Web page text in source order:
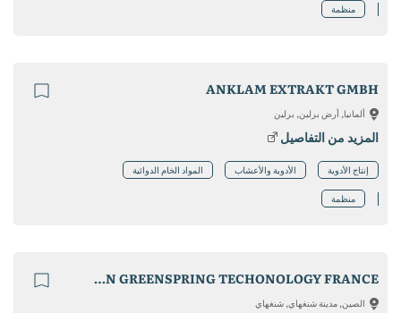
منظمة
ANKLAM EXTRAKT GMBH
ألمانيا, أرض برلين, برلين
المزيد من التفاصيل
إنتاج الأدوية الأدوية والأعشاب المواد الخام الدوائية
منظمة
XI'AN GREENSPRING TECHONOLOGY FRANCE
الصين, مدينة شنغهاي, شنغهاي